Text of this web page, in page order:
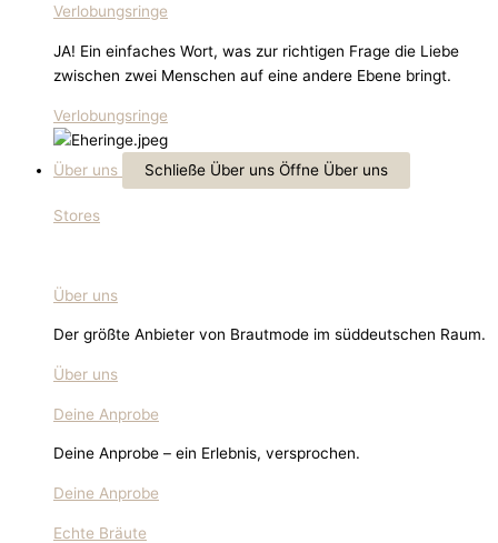
Verlobungsringe
JA! Ein einfaches Wort, was zur richtigen Frage die Liebe
zwischen zwei Menschen auf eine andere Ebene bringt.
Verlobungsringe
Über uns Schließe Über uns Öffne Über uns
Stores
Über uns
Der größte Anbieter von Brautmode im süddeutschen Raum.
Über uns
Deine Anprobe
Deine Anprobe – ein Erlebnis, versprochen.
Deine Anprobe
Echte Bräute